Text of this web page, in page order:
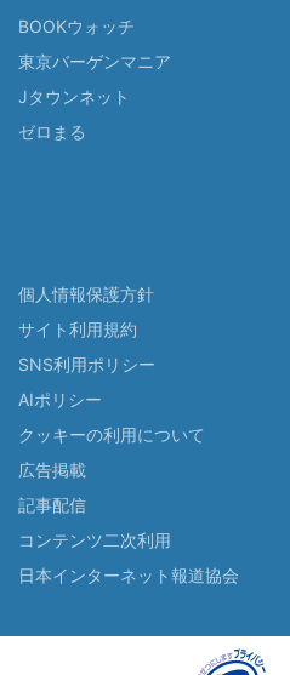
BOOKウォッチ
東京バーゲンマニア
Jタウンネット
ゼロまる
個人情報保護方針
サイト利用規約
SNS利用ポリシー
AIポリシー
クッキーの利用について
広告掲載
記事配信
コンテンツ二次利用
日本インターネット報道協会